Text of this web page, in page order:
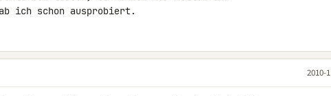
ich schon ausprobiert.
2010-